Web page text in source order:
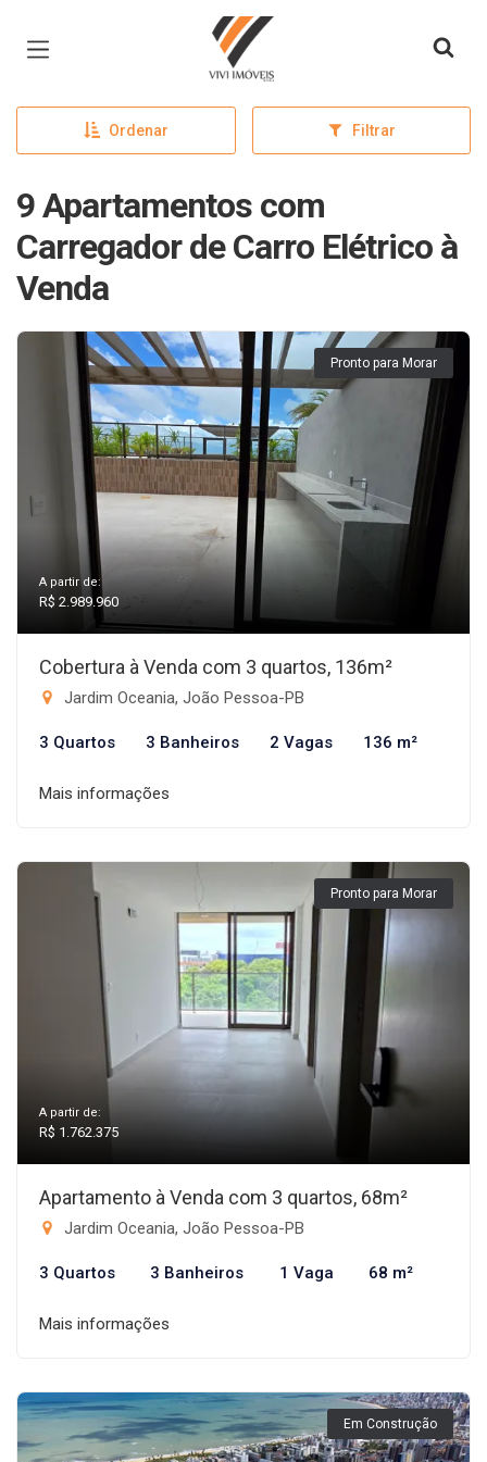
Página inicial
Ordenar Filtrar
9 Apartamentos com
Carregador de Carro Elétrico à
Venda
Pronto para Morar
A partir de:
R$ 2.989.960
Cobertura à Venda com 3 quartos, 136m²
Jardim Oceania, João Pessoa-PB
3 Quartos 3 Banheiros 2 Vagas 136 m²
Mais informações
Pronto para Morar
A partir de:
R$ 1.762.375
Apartamento à Venda com 3 quartos, 68m²
Jardim Oceania, João Pessoa-PB
3 Quartos 3 Banheiros 1 Vaga 68 m²
Mais informações
Em Construção